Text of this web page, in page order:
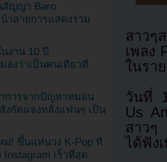
สาวๆ
เพลง
ในรา
วันที่
Us
สาวๆ
ได้ฟัง
สัญญา Baro
าสายการแสดงร่วม
งาน 10 ปี
องว่าเป็นคนเดียวที่
การจากปัญหาหมอน
งกัดแจงหลังแฟนๆ เป็น
ม่! ขึ้นแท่นวง K-Pop ที่
เร็วที่สุด